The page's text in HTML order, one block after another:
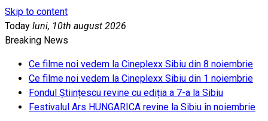
Skip to content
Today luni, 10th august 2026
Breaking News
Ce filme noi vedem la Cineplexx Sibiu din 8 noiembrie
Ce filme noi vedem la Cineplexx Sibiu din 1 noiembrie
Fondul Științescu revine cu ediția a 7-a la Sibiu
Festivalul Ars HUNGARICA revine la Sibiu în noiembrie